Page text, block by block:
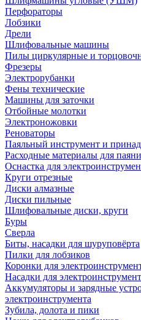
Перфораторы
Лобзики
Дрели
Шлифовальные машины
Пилы циркулярные и
Фрезеры
Электрорубанки
Фены технические
Машины для заточки
Отбойные молотки
Электроножовки
Реноваторы
Паяльный инструмент и
Расходные материалы для
Оснастка для
Круги отрезные
Диски алмазные
Диски пильные
Шлифовальные диски, круги
Буры
Сверла
Биты, насадки для шуруповёрта
Пилки для лобзиков
Коронки для
Насадки для
Аккумуляторы и зарядные
электроинструмента
Зубила, долота и пики